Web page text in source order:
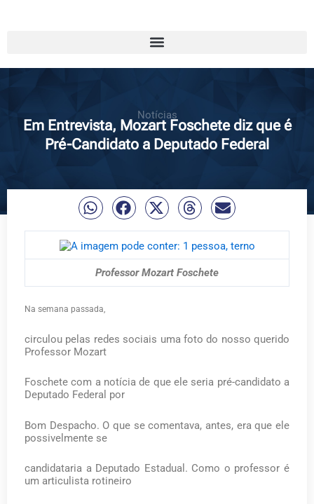
Notícias
Em Entrevista, Mozart Foschete diz que é
Pré-Candidato a Deputado Federal
Professor Mozart Foschete
Na semana passada,
circulou pelas redes sociais uma foto do nosso querido
Professor Mozart
Foschete com a notícia de que ele seria pré-candidato a
Deputado Federal por
Bom Despacho. O que se comentava, antes, era que ele
possivelmente se
candidataria a Deputado Estadual. Como o professor é
um articulista rotineiro